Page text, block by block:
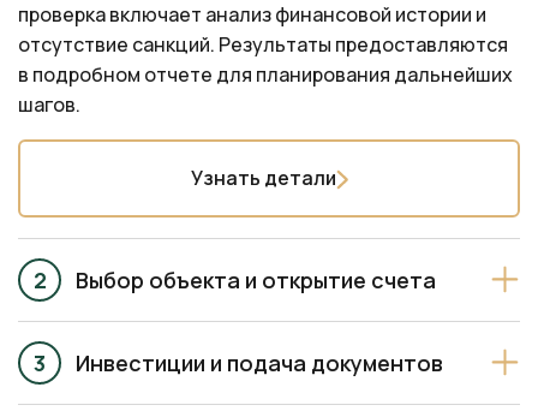
проверка включает анализ финансовой истории и
отсутствие санкций. Результаты предоставляются
в подробном отчете для планирования дальнейших
шагов.
Узнать детали
Выбор объекта и открытие счета
Инвестиции и подача документов